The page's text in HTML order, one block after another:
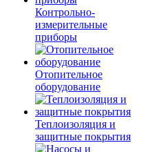
Контрольно-
измерительные
приборы
Отопительное
оборудование
Теплоизоляция и
защитные покрытия